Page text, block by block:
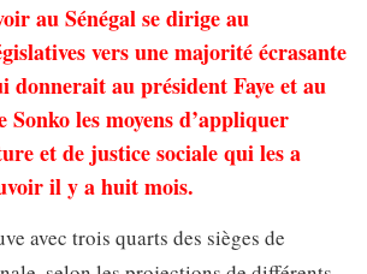
au Sénégal se dirige au
vers une majorité écrasante
donnerait au président Faye et au
les moyens d’appliquer
et de justice sociale qui les a
il y a huit mois.
avec trois quarts des sièges de